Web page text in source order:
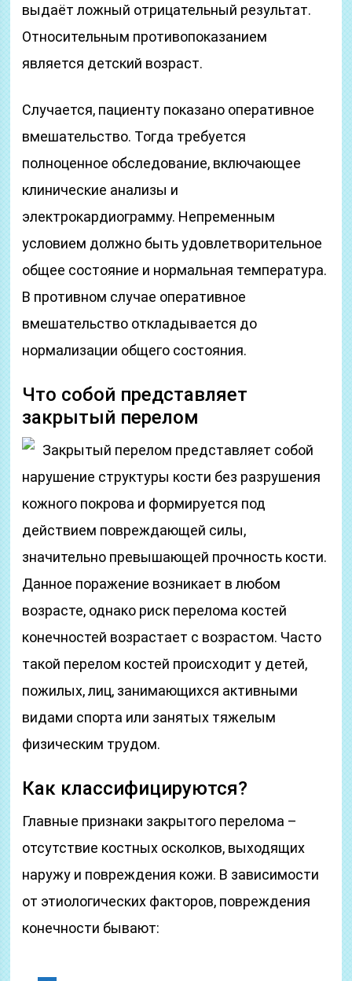
выдаёт ложный отрицательный результат.
Относительным противопоказанием
является детский возраст.
Случается, пациенту показано оперативное
вмешательство. Тогда требуется
полноценное обследование, включающее
клинические анализы и
электрокардиограмму. Непременным
условием должно быть удовлетворительное
общее состояние и нормальная температура.
В противном случае оперативное
вмешательство откладывается до
нормализации общего состояния.
Что собой представляет
закрытый перелом
Закрытый перелом представляет собой
нарушение структуры кости без разрушения
кожного покрова и формируется под
действием повреждающей силы,
значительно превышающей прочность кости.
Данное поражение возникает в любом
возрасте, однако риск перелома костей
конечностей возрастает с возрастом. Часто
такой перелом костей происходит у детей,
пожилых, лиц, занимающихся активными
видами спорта или занятых тяжелым
физическим трудом.
Как классифицируются?
Главные признаки закрытого перелома –
отсутствие костных осколков, выходящих
наружу и повреждения кожи. В зависимости
от этиологических факторов, повреждения
конечности бывают: